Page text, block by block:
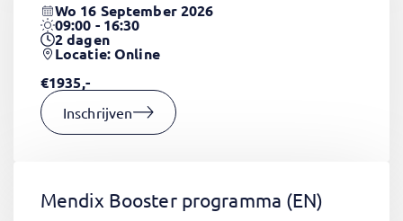
Wo 16 September 2026
09:00 - 16:30
2dagen
Locatie: Online
€1935,-
Inschrijven
Mendix Booster programma (EN)